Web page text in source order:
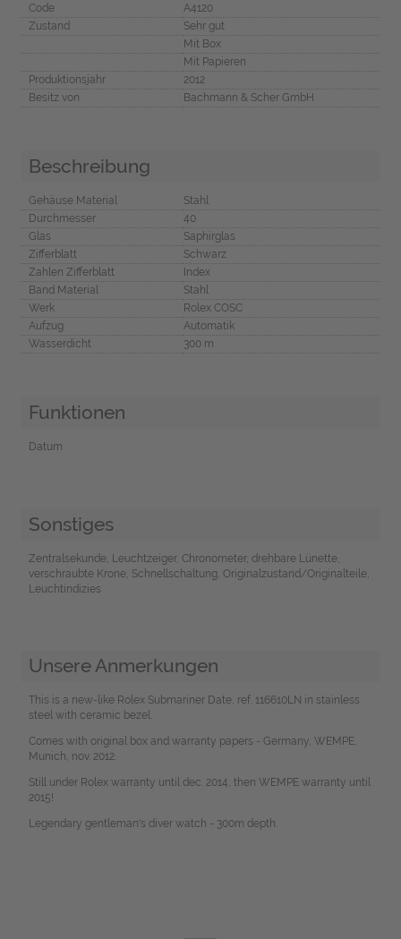
Code
A4120
Zustand
Sehr gut
Mit Box
Mit Papieren
Produktionsjahr
2012
Besitz von
Bachmann & Scher GmbH
Beschreibung
Gehäuse Material
Stahl
Durchmesser
40
Glas
Saphirglas
Zifferblatt
Schwarz
Zahlen Zifferblatt
Index
Band Material
Stahl
Werk
Rolex COSC
Aufzug
Automatik
Wasserdicht
300 m
Funktionen
Datum
Sonstiges
Zentralsekunde, Leuchtzeiger, Chronometer, drehbare Lünette,
verschraubte Krone, Schnellschaltung, Originalzustand/Originalteile,
Leuchtindizies
Unsere Anmerkungen
This is a new-like Rolex Submariner Date, ref. 116610LN in stainless
steel with ceramic bezel.
Comes with original box and warranty papers - Germany, WEMPE,
Munich, nov. 2012.
Still under Rolex warranty until dec. 2014, then WEMPE warranty until
2015!
Legendary gentleman's diver watch - 300m depth.